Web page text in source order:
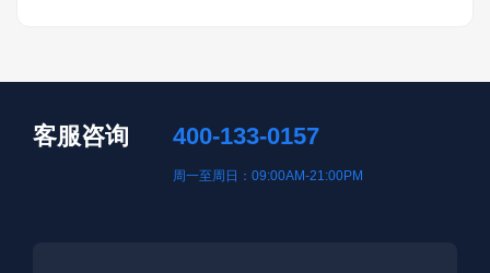
客服咨询 400-133-0157
周一至周日：09:00AM-21:00PM